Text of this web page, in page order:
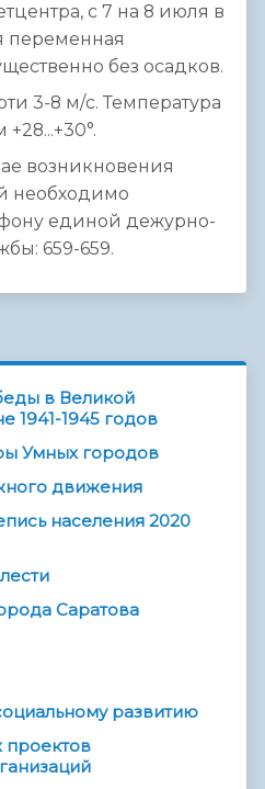
с 7 на 8 июля в
переменная
без осадков.
3-8 м/с. Температура
+28...+30°.
возникновения
необходимо
единой дежурно-
659-659.
в Великой
1941-1945 годов
Умных городов
движения
населения 2020
Саратова
развитию
проектов